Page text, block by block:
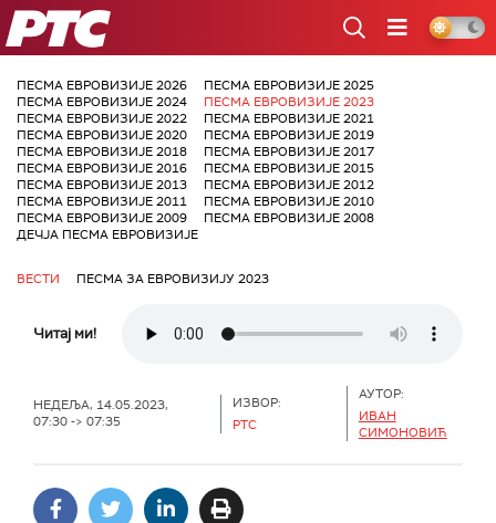
РТС
ПЕСМА ЕВРОВИЗИЈЕ 2026
ПЕСМА ЕВРОВИЗИЈЕ 2025
ПЕСМА ЕВРОВИЗИЈЕ 2024
ПЕСМА ЕВРОВИЗИЈЕ 2023
ПЕСМА ЕВРОВИЗИЈЕ 2022
ПЕСМА ЕВРОВИЗИЈЕ 2021
ПЕСМА ЕВРОВИЗИЈЕ 2020
ПЕСМА ЕВРОВИЗИЈЕ 2019
ПЕСМА ЕВРОВИЗИЈЕ 2018
ПЕСМА ЕВРОВИЗИЈЕ 2017
ПЕСМА ЕВРОВИЗИЈЕ 2016
ПЕСМА ЕВРОВИЗИЈЕ 2015
ПЕСМА ЕВРОВИЗИЈЕ 2013
ПЕСМА ЕВРОВИЗИЈЕ 2012
ПЕСМА ЕВРОВИЗИЈЕ 2011
ПЕСМА ЕВРОВИЗИЈЕ 2010
ПЕСМА ЕВРОВИЗИЈЕ 2009
ПЕСМА ЕВРОВИЗИЈЕ 2008
ДЕЧЈА ПЕСМА ЕВРОВИЗИЈЕ
ВЕСТИ ПЕСМА ЗА ЕВРОВИЗИЈУ 2023
Читај ми!
НЕДЕЉА, 14.05.2023,
07:30 -> 07:35
ИЗВОР:
РТС
АУТОР:
ИВАН
СИМОНОВИЋ